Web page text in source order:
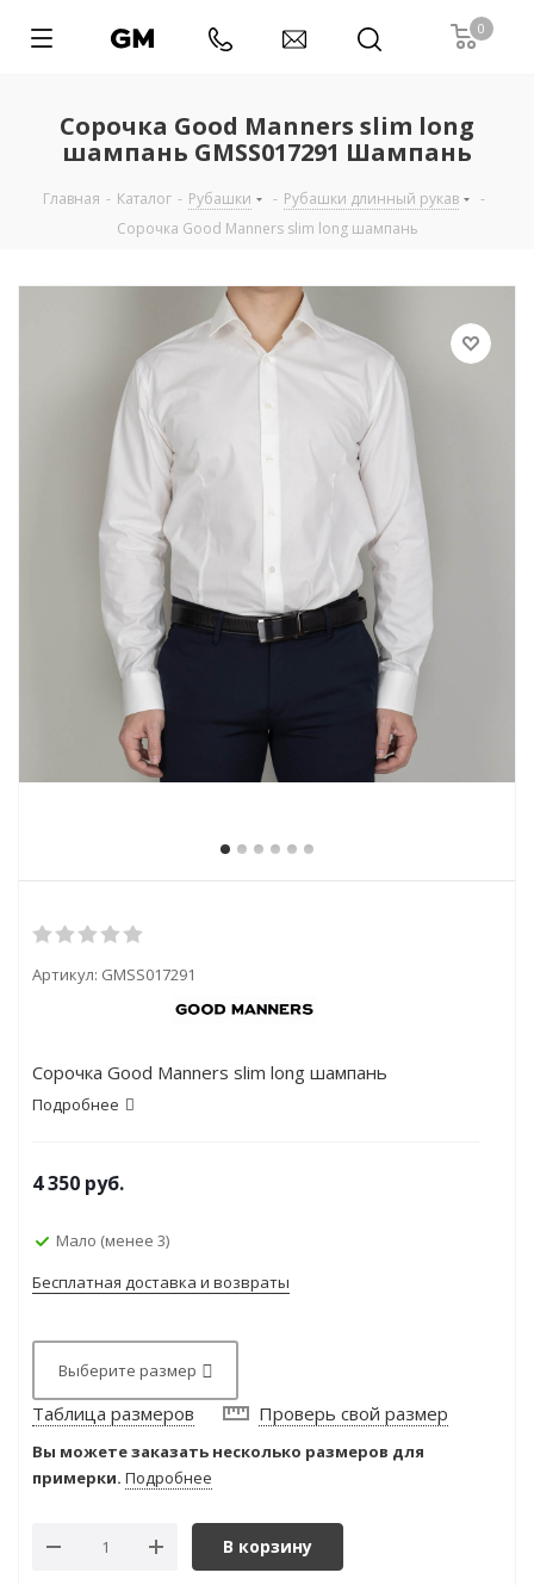
0
Сорочка Good Manners slim long
шампань GMSS017291 Шампань
Главная - Каталог - Рубашки - Рубашки длинный рукав
-
Сорочка Good Manners slim long шампань
Артикул: GMSS017291
Сорочка Good Manners slim long шампань
Подробнее
4 350 руб.
Мало (менее 3)
Бесплатная доставка и возвраты
Выберите размер
Таблица размеров Проверь свой размер
Вы можете заказать несколько размеров для
примерки. Подробнее
В корзину